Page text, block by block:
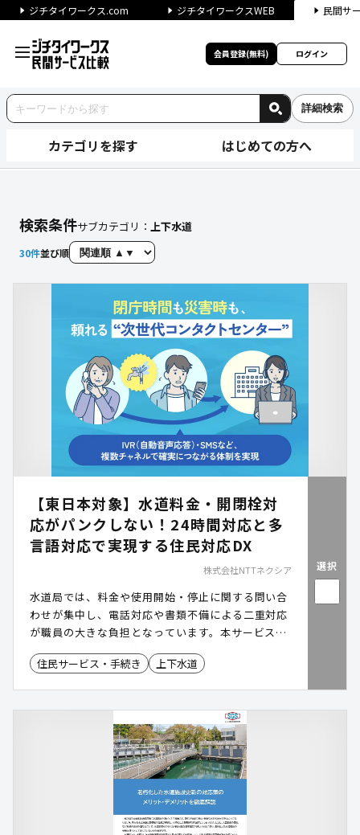
ジチタイワークス.com ジチタイワークスWEB 民間サ
会員登録(無料) ログイン
詳細検索
カテゴリを探す はじめての方へ
検索条件サブカテゴリ： 上下水道
30件並び順
【東日本対象】水道料金・開閉栓対
応がパンクしない！24時間対応と多
言語対応で実現する住民対応DX
株式会社NTTネクシア
水道局では、料金や使用開始・停止に関する問い合
わせが集中し、電話対応や書類不備による二重対応
が職員の大きな負担となっています。本サービス
は、IVR(自動音声応答システム)・ボイスボット・チ
ャットボット・SMS・LINE通知などを組み合わせる
住民サービス・手続き 上下水道
選択